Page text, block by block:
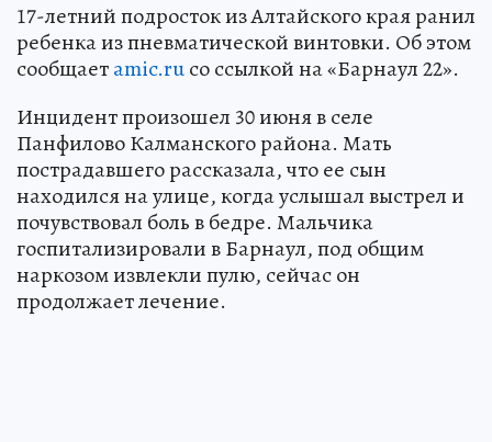
17-летний подросток из Алтайского края ранил
ребенка из пневматической винтовки. Об этом
сообщаетamic.ruсо ссылкой на «Барнаул 22».
Инцидент произошел 30 июня в селе
Панфилово Калманского района. Мать
пострадавшего рассказала, что ее сын
находился на улице, когда услышал выстрел и
почувствовал боль в бедре. Мальчика
госпитализировали в Барнаул, под общим
наркозом извлекли пулю, сейчас он
продолжает лечение.